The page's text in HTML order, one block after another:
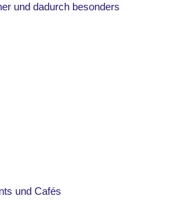
und dadurch besonders
und Cafés